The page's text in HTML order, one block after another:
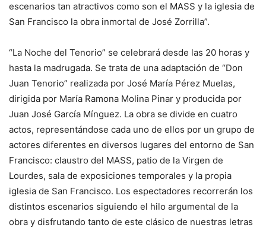
escenarios tan atractivos como son el MASS y la iglesia de
San Francisco la obra inmortal de José Zorrilla”.
“La Noche del Tenorio” se celebrará desde las 20 horas y
hasta la madrugada. Se trata de una adaptación de “Don
Juan Tenorio” realizada por José María Pérez Muelas,
dirigida por María Ramona Molina Pinar y producida por
Juan José García Mínguez. La obra se divide en cuatro
actos, representándose cada uno de ellos por un grupo de
actores diferentes en diversos lugares del entorno de San
Francisco: claustro del MASS, patio de la Virgen de
Lourdes, sala de exposiciones temporales y la propia
iglesia de San Francisco. Los espectadores recorrerán los
distintos escenarios siguiendo el hilo argumental de la
obra y disfrutando tanto de este clásico de nuestras letras